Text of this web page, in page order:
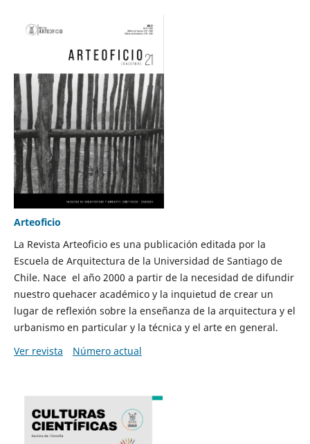
Arteoficio
La Revista Arteoficio es una publicación editada por la
Escuela de Arquitectura de la Universidad de Santiago de
Chile. Nace el año 2000 a partir de la necesidad de difundir
nuestro quehacer académico y la inquietud de crear un
lugar de reflexión sobre la enseñanza de la arquitectura y el
urbanismo en particular y la técnica y el arte en general.
Ver revista
Número actual